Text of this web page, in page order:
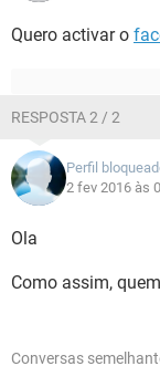
Quero activar o
RESPOSTA 2 / 2
Perfil
2 fev 2016 às
Ola
Como assim,
Conversas